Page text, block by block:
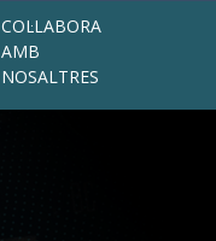
COL·LABORA
AMB
NOSALTRES